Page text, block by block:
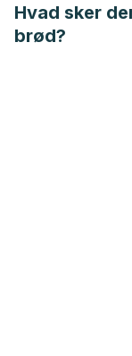
Hvad sker
brød?